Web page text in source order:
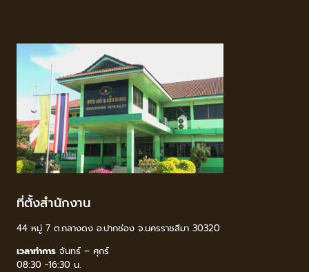
ที่ตั้งสำนักงาน
44 หมู่ 7 ต.กลางดง อ.ปากช่อง จ.นครราชสีมา 30320
เวลาทำการ จันทร์ – ศุกร์
08:30 -16:30 น.